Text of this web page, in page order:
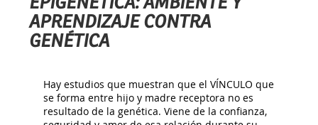
APRENDIZAJE CONTRA
GENÉTICA
Hay estudios que muestran que el VÍNCULO que
se forma entre hijo y madre receptora no es
resultado de la genética. Viene de la confianza,